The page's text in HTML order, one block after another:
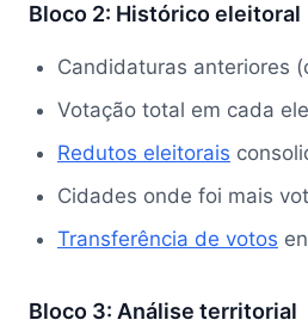
Bloco 2: Histórico eleitoral
Candidaturas anteriores
Votação total em cada
Redutos eleitorais
Cidades onde foi mais
Transferência de votos
Bloco 3: Análise territorial